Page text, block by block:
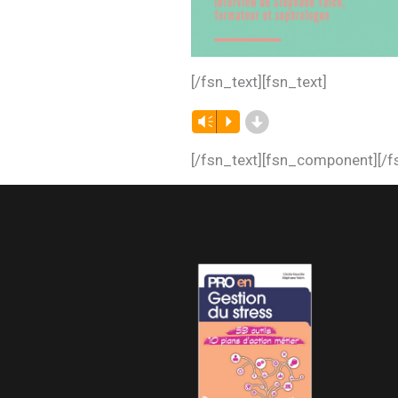
[/fsn_text][fsn_text]
Vm P d
[/fsn_text][fsn_component][/